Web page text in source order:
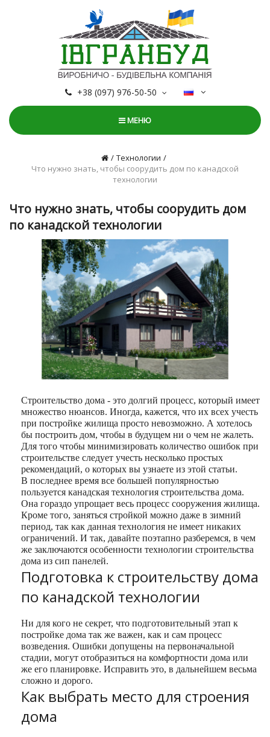
+38 (097) 976-50-50
МЕНЮ
Технологии
Что нужно знать, чтобы соорудить дом по канадской
технологии
Что нужно знать, чтобы соорудить дом
по канадской технологии
Строительство дома ‑ это долгий процесс, который имеет
множество нюансов. Иногда, кажется, что их всех учесть
при постройке жилища просто невозможно. А хотелось
бы построить дом, чтобы в будущем ни о чем не жалеть.
Для того чтобы минимизировать количество ошибок при
строительстве следует учесть несколько простых
рекомендаций, о которых вы узнаете из этой статьи.
В последнее время все большей популярностью
пользуется канадская технология строительства дома.
Она гораздо упрощает весь процесс сооружения жилища.
Кроме того, заняться стройкой можно даже в зимний
период, так как данная технология не имеет никаких
ограничений. И так, давайте поэтапно разберемся, в чем
же заключаются особенности технологии строительства
дома из сип панелей.
Подготовка к строительству дома
по канадской технологии
Ни для кого не секрет, что подготовительный этап к
постройке дома так же важен, как и сам процесс
возведения. Ошибки допущены на первоначальной
стадии, могут отобразиться на комфортности дома или
же его планировке. Исправить это, в дальнейшем весьма
сложно и дорого.
Как выбрать место для строения
дома